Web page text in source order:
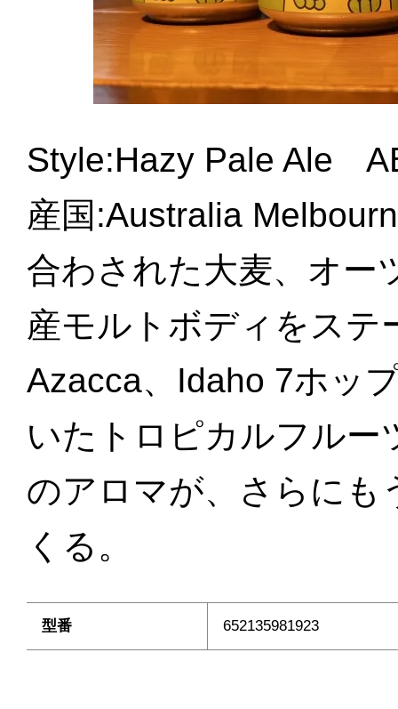
Style:Hazy Pale Ale
産国:Australia
合わされた大麦、オー
産モルトボディをステ
Azacca、Idaho 7ホッ
いたトロピカルフル
のアロマが、さらにも
くる。
型番 652135981923